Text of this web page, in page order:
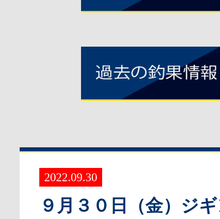
2022.09.30
９月３０日（金）ジ